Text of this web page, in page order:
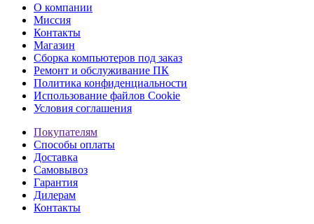
О компании
Миссия
Контакты
Магазин
Сборка компьютеров под заказ
Ремонт и обслуживание ПК
Политика конфиденциальности
Использование файлов Cookie
Условия соглашения
Покупателям
Способы оплаты
Доставка
Самовывоз
Гарантия
Дилерам
Контакты